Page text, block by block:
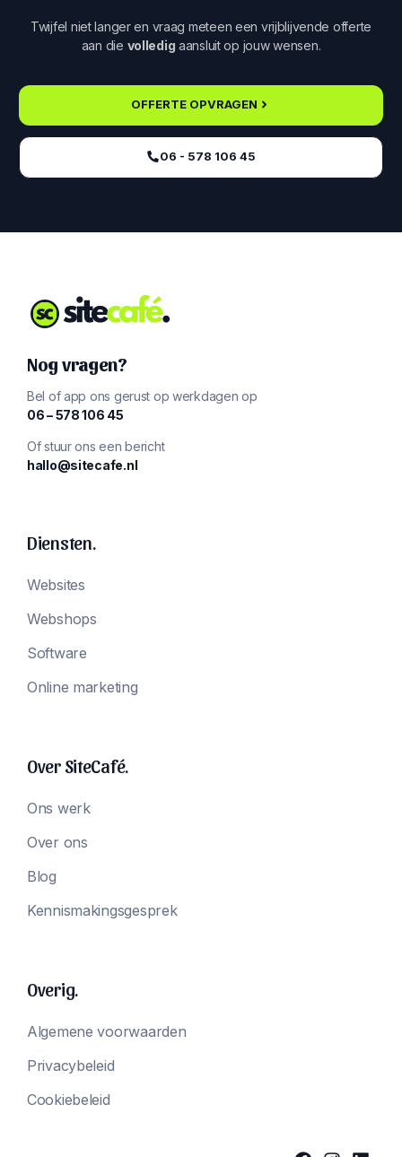
Twijfel niet langer en vraag meteen een vrijblijvende offerte
aan die volledig aansluit op jouw wensen.
OFFERTE OPVRAGEN
06 - 578 106 45‬
Nog vragen?
Bel of app ons gerust op werkdagen op
‪06 – 578 106 45‬
Of stuur ons een bericht
hallo@sitecafe.nl
Diensten.
Websites
Webshops
Software
Online marketing
Over SiteCafé.
Ons werk
Over ons
Blog
Kennismakingsgesprek
Overig.
Algemene voorwaarden
Privacybeleid
Cookiebeleid